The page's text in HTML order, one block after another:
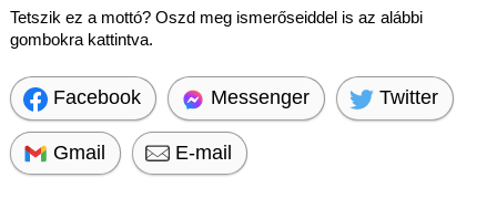
Tetszik ez a mottó? Oszd meg ismerőseiddel is az alábbi
gombokra kattintva.
Facebook Messenger Twitter
Gmail E-mail